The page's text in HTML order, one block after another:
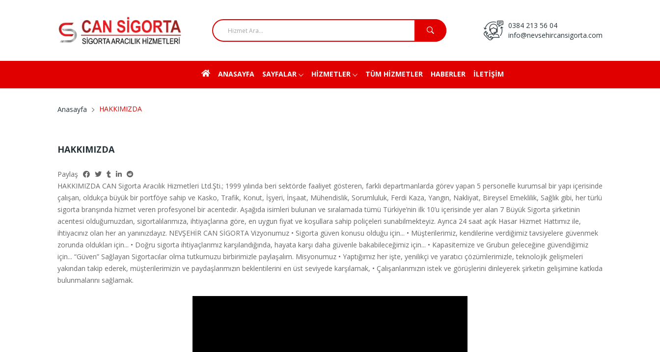
0384 213 56 04
info@nevsehircansigorta.com
ANASAYFA SAYFALAR HİZMETLER TÜM HİZMETLER HABERLER İLETİŞİM
Anasayfa HAKKIMIZDA
HAKKIMIZDA
Paylaş
HAKKIMIZDA CAN Sigorta Aracılık Hizmetleri Ltd.Şti.; 1999 yılında beri sektörde faaliyet gösteren, farklı departmanlarda görev yapan 5 personelle kurumsal bir yapı içerisinde
çalışan, oldukça büyük bir portföye sahip ve Kasko, Trafik, Konut, İşyeri, İnşaat, Mühendislik, Sorumluluk, Ferdi Kaza, Yangın, Nakliyat, Bireysel Emeklilik, Sağlık gibi, her türlü
sigorta branşında hizmet veren profesyonel bir acentedir. Aşağıda isimleri bulunan ve sıralamada tümü Türkiye’nin ilk 10’u içerisinde yer alan 7 Büyük Sigorta şirketinin
acentesi olduğumuzdan, sigortalılarımıza, ihtiyaçlarına göre, en uygun fiyat ve koşullara sahip poliçeleri sunabilmekteyiz. Ayrıca 24 saat açık Hasar Hizmet Hattımız ile,
ihtiyacınız olan her an yanınızdayız. NEVŞEHİR CAN SİGORTA Vizyonumuz • Sigorta güven konusu olduğu için... • Müşterilerimiz, kendilerine verdiğimiz tavsiyelere güvenmek
zorunda oldukları için... • Doğru sigorta ihtiyaçlarımız karşılandığında, hayata karşı daha güvenle bakabileceğimiz için... • Kapasitemize ve Grubun geleceğine güvendiğimiz
için... “Güven” Sağlayan Sigortacılar olma tutkumuzu birbirimizle paylaşalım. Misyonumuz • Yaptığımız her işte, yenilikçi ve yaratıcı çözümlerimizle, teknolojik gelişmeleri
yakından takip ederek, müşterilerimizin ve paydaşlarımızın beklentilerini en üst seviyede karşılamak, • Çalışanlarımızın istek ve görüşlerini dinleyerek şirketin gelişimine katkıda
bulunmalarını sağlamak.